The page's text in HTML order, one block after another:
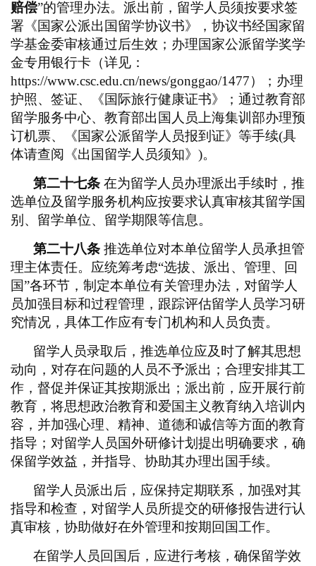
赔偿”的管理办法。派出前，留学人员须按要求签
署《国家公派出国留学协议书》，协议书经国家留
学基金委审核通过后生效；办理国家公派留学奖学
金专用银行卡（详见：
https://www.csc.edu.cn/news/gonggao/1477）；办理
护照、签证、《国际旅行健康证书》；通过教育部
留学服务中心、教育部出国人员上海集训部办理预
订机票、《国家公派留学人员报到证》等手续(具
体请查阅《出国留学人员须知》)。
第二十七条 在为留学人员办理派出手续时，推
选单位及留学服务机构应按要求认真审核其留学国
别、留学单位、留学期限等信息。
第二十八条 推选单位对本单位留学人员承担管
理主体责任。应统筹考虑“选拔、派出、管理、回
国”各环节，制定本单位有关管理办法，对留学人
员加强目标和过程管理，跟踪评估留学人员学习研
究情况，具体工作应有专门机构和人员负责。
留学人员录取后，推选单位应及时了解其思想
动向，对存在问题的人员不予派出；合理安排其工
作，督促并保证其按期派出；派出前，应开展行前
教育，将思想政治教育和爱国主义教育纳入培训内
容，并加强心理、精神、道德和诚信等方面的教育
指导；对留学人员国外研修计划提出明确要求，确
保留学效益，并指导、协助其办理出国手续。
留学人员派出后，应保持定期联系，加强对其
指导和检查，对留学人员所提交的研修报告进行认
真审核，协助做好在外管理和按期回国工作。
在留学人员回国后，应进行考核，确保留学效